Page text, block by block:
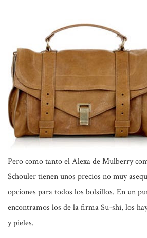
Pero como tanto el Alexa de Mulberry
Schouler tienen unos precios no muy
opciones para todos los bolsillos. En un
encontramos los de la firma Su-shi, los
y pieles.